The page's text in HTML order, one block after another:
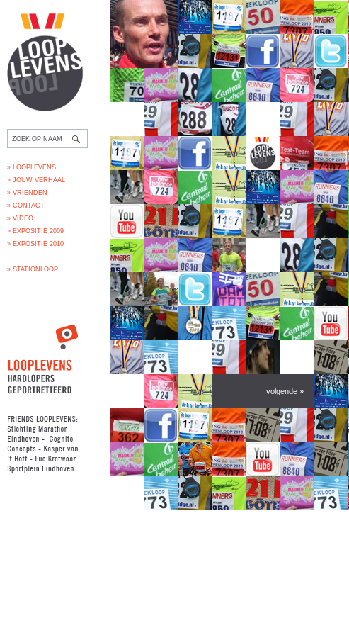
» LOOPLEVENS
» JOUW VERHAAL
» VRIENDEN
» CONTACT
» VIDEO
» EXPOSITIE 2009
» EXPOSITIE 2010
» STATIONLOOP
| volgende »